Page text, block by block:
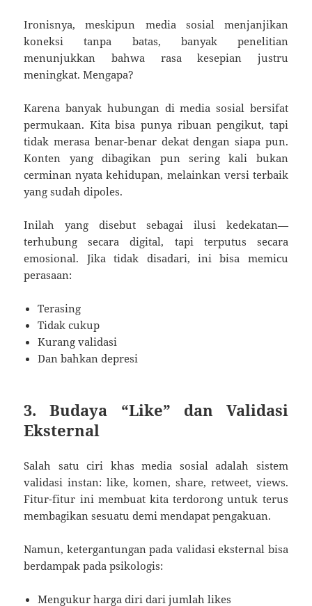
Ironisnya, meskipun media sosial menjanjikan
koneksi tanpa batas, banyak penelitian
menunjukkan bahwa rasa kesepian justru
meningkat. Mengapa?
Karena banyak hubungan di media sosial bersifat
permukaan. Kita bisa punya ribuan pengikut, tapi
tidak merasa benar-benar dekat dengan siapa pun.
Konten yang dibagikan pun sering kali bukan
cerminan nyata kehidupan, melainkan versi terbaik
yang sudah dipoles.
Inilah yang disebut sebagai ilusi kedekatan—
terhubung secara digital, tapi terputus secara
emosional. Jika tidak disadari, ini bisa memicu
perasaan:
Terasing
Tidak cukup
Kurang validasi
Dan bahkan depresi
3. Budaya “Like” dan Validasi
Eksternal
Salah satu ciri khas media sosial adalah sistem
validasi instan: like, komen, share, retweet, views.
Fitur-fitur ini membuat kita terdorong untuk terus
membagikan sesuatu demi mendapat pengakuan.
Namun, ketergantungan pada validasi eksternal bisa
berdampak pada psikologis:
Mengukur harga diri dari jumlah likes